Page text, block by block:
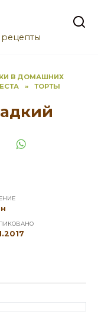
В ДОМАШНИХ
» ТОРТЫ